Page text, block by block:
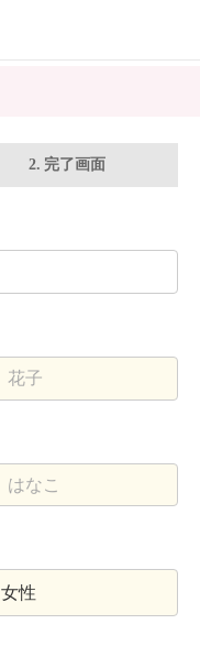
完了画面
女性